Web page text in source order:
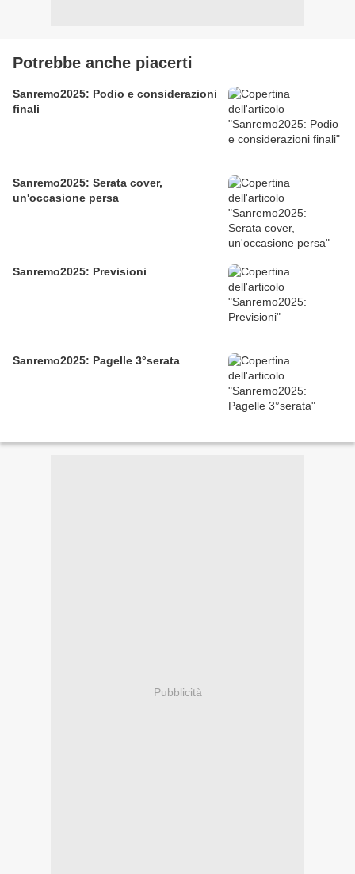
Potrebbe anche piacerti
Sanremo2025: Podio e considerazioni
finali
Sanremo2025: Serata cover,
un'occasione persa
Sanremo2025: Previsioni
Sanremo2025: Pagelle 3°serata
Pubblicità